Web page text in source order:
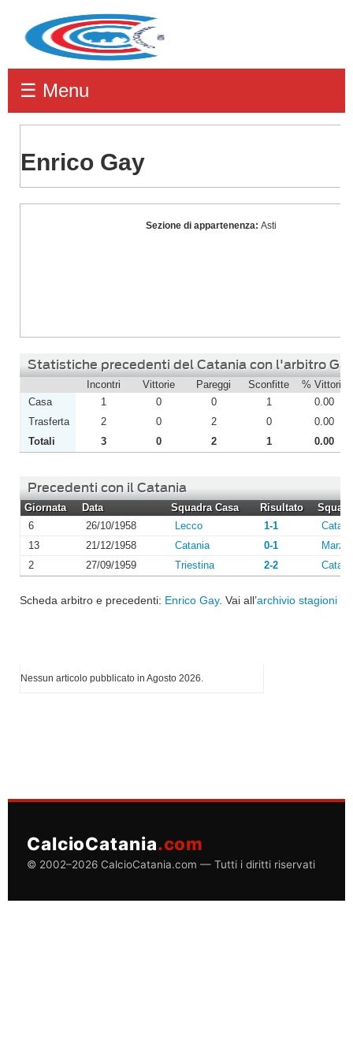
☰ Menu
Enrico Gay
GaySezione di appartenenza: Asti
Statistiche precedenti del Catania con l'arbitro
Incontri Vittorie Pareggi Sconfitte % Vittorie
Casa
1 0 0 1
0.00
Trasferta
2 0 2 0
0.00
Totali
3 0 2 1 0.00
Precedenti con il Catania
Giornata Data Squadra Casa Risultato
6
26/10/1958 Lecco 1-1
13
21/12/1958 Catania 0-1
2
27/09/1959 Triestina 2-2
Scheda arbitro e precedenti: Enrico Gay. Vai all’archivio stagioni
Nessun articolo pubblicato in Agosto 2026.
CalcioCatania.com
© 2002–2026 CalcioCatania.com — Tutti i diritti riservati